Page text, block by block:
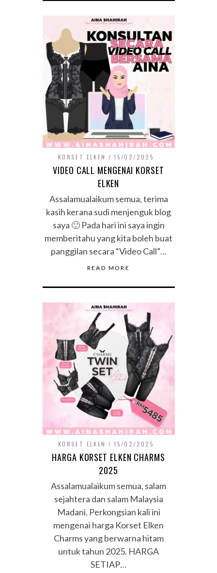
KORSET ELKEN 15/02/2025
VIDEO CALL MENGENAI KORSET
ELKEN
Assalamualaikum semua, terima
kasih kerana sudi menjenguk blog
saya 🙂 Pada hari ini saya ingin
memberitahu yang kita boleh buat
panggilan secara “Video Call”…
READ MORE
KORSET ELKEN 15/02/2025
HARGA KORSET ELKEN CHARMS
2025
Assalamualaikum semua, salam
sejahtera dan salam Malaysia
Madani. Perkongsian kali ini
mengenai harga Korset Elken
Charms yang berwarna hitam
untuk tahun 2025. HARGA
SETIAP…